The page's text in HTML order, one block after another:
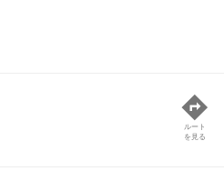
ルート
を見る